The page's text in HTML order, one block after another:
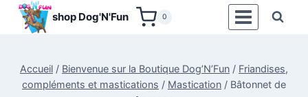
Aller
shop Dog'N'Fun 0
Accueil / Bienvenue sur la Boutique Dog’N’Fun / Friandises,
compléments et mastications / Mastication / Bâtonnet de